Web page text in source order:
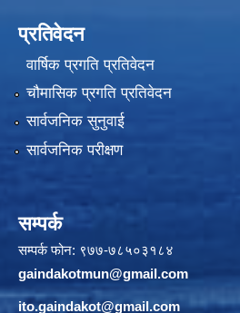
प्रतिवेदन
वार्षिक प्रगति प्रतिवेदन
चौमासिक प्रगति प्रतिवेदन
सार्वजनिक सुनुवाई
सार्वजनिक परीक्षण
सम्पर्क
सम्पर्क फोन: ९७७-७८५०३१८४
gaindakotmun@gmail.com
ito.gaindakot@gmail.com